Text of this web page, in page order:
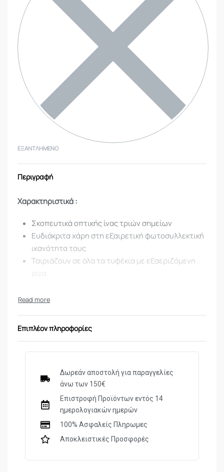
ΕΞΑΝΤΛΗΜΈΝΟ
Περιγραφή
Χαρακτηριστικά :
Σκοπευτικά οπτικής ίνας τριών σημείων
Ευδιάκριτα χάρη στη εξαιρετική φωτοσυλλεκτική
ικανότητα τους
Ταιριάζουν σε όλα τα τυφέκια με εξαεριζόμενη
ρίγα
τρόπο σκόπευσης
σκοπευτικού 3χιλ.
Διάμετρος οπτικής ίνας πίσω σκοπευτικού 1 χιλ.
Επιπλέον πληροφορίες
Δωρεάν αποστολή για παραγγελίες
άνω των 150€
Επιστροφή Προϊόντων εντός 14
ημερολογιακών ημερών
100% Ασφαλείς Πληρωμες
Αποκλειστικές Προσφορές